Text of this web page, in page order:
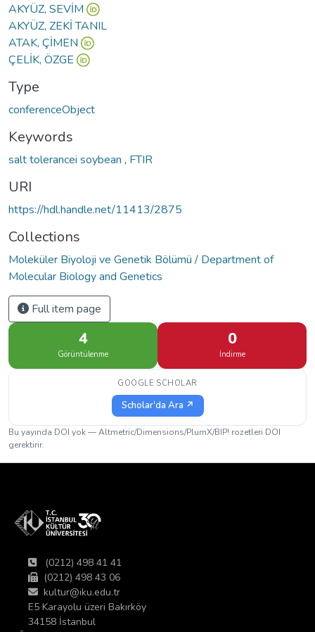
AKYÜZ, SEVİM
AKYÜZ, ZEKİ TANIL
ATAK, ÇİMEN
ÇELİK, ÖZGE
Type
conferenceObject
Keywords
salt tolerancei soybean , FTIR
URI
https://hdl.handle.net/11413/2875
Collections
Moleküler Biyoloji ve Genetik Bölümü / Department of
Molecular Biology and Genetics
Full item page
4
Görüntülenme
0
İndirme
GOOGLE SCHOLAR
Scholar'da Ara ↗
Bu yayında DOI yok — Altmetric/Dimensions/PlumX/BIP! rozetleri DOI
gerektirir.
(0212) 498 41 41
(0212) 498 43 06
kultur@iku.edu.tr
E5 Karayolu üzeri Bakırköy
34158 İstanbul